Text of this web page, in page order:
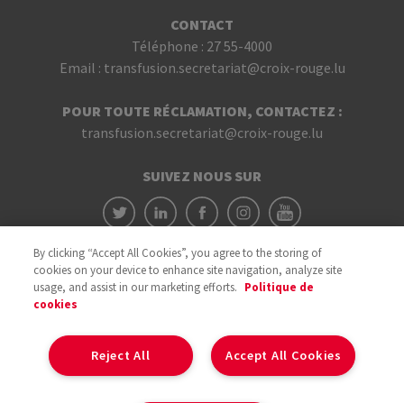
CONTACT
Téléphone : 27 55-4000
Email : transfusion.secretariat@croix-rouge.lu
POUR TOUTE RÉCLAMATION, CONTACTEZ :
transfusion.secretariat@croix-rouge.lu
SUIVEZ NOUS SUR
By clicking “Accept All Cookies”, you agree to the storing of
cookies on your device to enhance site navigation, analyze site
usage, and assist in our marketing efforts. Politique de
cookies
Accept All Cookies
Reject All